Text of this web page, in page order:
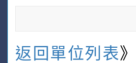
返回單位列表》